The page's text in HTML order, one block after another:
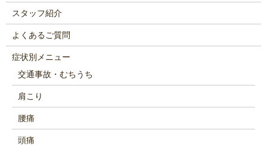
スタッフ紹介
よくあるご質問
症状別メニュー
交通事故・むちうち
肩こり
腰痛
頭痛